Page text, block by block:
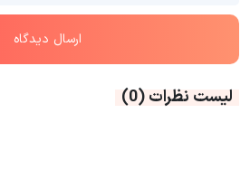
لیست نظرات(0)